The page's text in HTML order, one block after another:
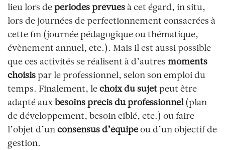
lieu lors de périodes prévues à cet égard, in situ,
lors de journées de perfectionnement consacrées à
cette fin (journée pédagogique ou thématique,
évènement annuel, etc.). Mais il est aussi possible
que ces activités se réalisent à d’autres moments
choisis par le professionnel, selon son emploi du
temps. Finalement, le choix du sujetpeut être
adapté aux besoins précis du professionnel (plan
de développement, besoin ciblé, etc.) ou faire
l’objet d’un consensus d’équipe ou d’un objectif de
gestion.